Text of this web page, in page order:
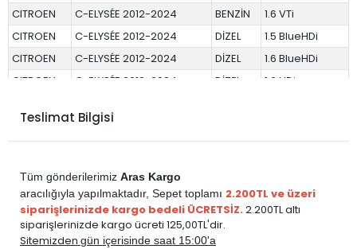
CITROEN
C-ELYSÉE 2012-2024 BENZİN
1.6 VTi
CITROEN
C-ELYSÉE 2012-2024 DİZEL
1.5 BlueHDi
CITROEN
C-ELYSÉE 2012-2024 DİZEL
1.6 BlueHDi
CITROEN
C-ELYSÉE 2012-2024 DİZEL
1.6 HDi
CITROEN
C4 CACTUS 2014-2017
CITROEN
C4 CACTUS 2018-2019
CITROEN
C4 CACTUS 2018-2019 DİZEL
1.5 BlueHDi
CITROEN
C4 CACTUS 2018-2019 DİZEL
1.6 BlueHDi
DS
DS 3 2010-2017
Teslimat Bilgisi
Tüm gönderilerimiz Aras Kargo
aracılığıyla yapılmaktadır, Sepet toplamı 2.200TL ve üzeri
siparişlerinizde kargo bedeli ÜCRETSİZ.2.200TL altı
siparişlerinizde kargo ücreti 125,00TL'dir.
Sitemizden gün içerisinde saat 15:00'a